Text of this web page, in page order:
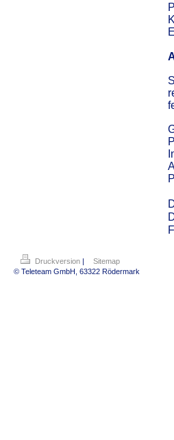
Druckversion |
Sitemap
© Teleteam GmbH, 63322 Rödermark